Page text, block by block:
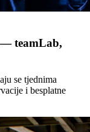
teamLab,
se tjednima
i besplatne